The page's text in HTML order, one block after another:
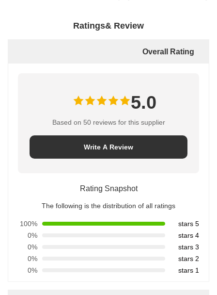
Ratings& Review
Overall Rating
5.0
Based on 50 reviews for this supplier
Write A Review
Rating Snapshot
The following is the distribution of all ratings
5 stars
100%
4 stars
0%
3 stars
0%
2 stars
0%
1 stars
0%